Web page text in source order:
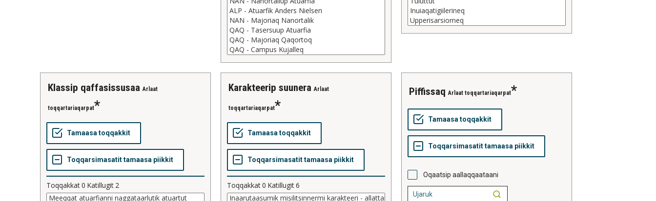
klassip qaffasissusaa Arlaat
toqqartariaqarpat
Toqqakkat0 Katillugit 2
karakteerip suunera Arlaat
toqqartariaqarpat
Toqqakkat0 Katillugit6
piffissaq Arlaat toqqartariaqarpat
Oqaatsip aallaqqaataani